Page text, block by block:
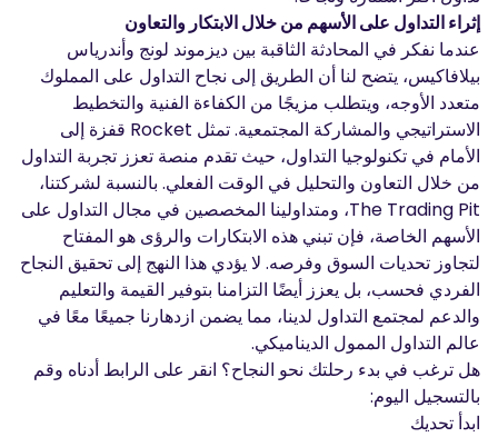
إثراء التداول على الأسهم من خلال الابتكار والتعاون
عندما نفكر في المحادثة الثاقبة بين ديزموند لونج وأندرياس
بيلافاكيس، يتضح لنا أن الطريق إلى نجاح التداول على المملوك
متعدد الأوجه، ويتطلب مزيجًا من الكفاءة الفنية والتخطيط
الاستراتيجي والمشاركة المجتمعية. تمثل Rocket قفزة إلى
الأمام في تكنولوجيا التداول، حيث تقدم منصة تعزز تجربة التداول
من خلال التعاون والتحليل في الوقت الفعلي. بالنسبة لشركتنا،
The Trading Pit، ومتداولينا المخصصين في مجال التداول على
الأسهم الخاصة، فإن تبني هذه الابتكارات والرؤى هو المفتاح
لتجاوز تحديات السوق وفرصه. لا يؤدي هذا النهج إلى تحقيق النجاح
الفردي فحسب، بل يعزز أيضًا التزامنا بتوفير القيمة والتعليم
والدعم لمجتمع التداول لدينا، مما يضمن ازدهارنا جميعًا معًا في
عالم التداول الممول الديناميكي.
هل ترغب في بدء رحلتك نحو النجاح؟ انقر على الرابط أدناه وقم
بالتسجيل اليوم:
ابدأ تحديك